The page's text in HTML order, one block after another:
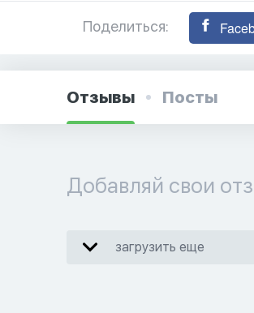
Поделиться:
Отзывы Посты
Добавляй свои
загрузить еще